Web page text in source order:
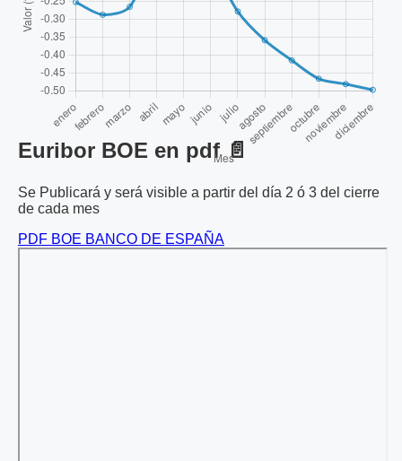
Euribor BOE en pdf 📄
Se Publicará y será visible a partir del día 2 ó 3 del cierre
de cada mes
PDF BOE BANCO DE ESPAÑA